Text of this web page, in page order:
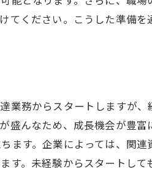
てください。こうした準備を
業務からスタートしますが
盛んなため、成長機会が豊富
ます。企業によっては、関連
す。未経験からスタートして